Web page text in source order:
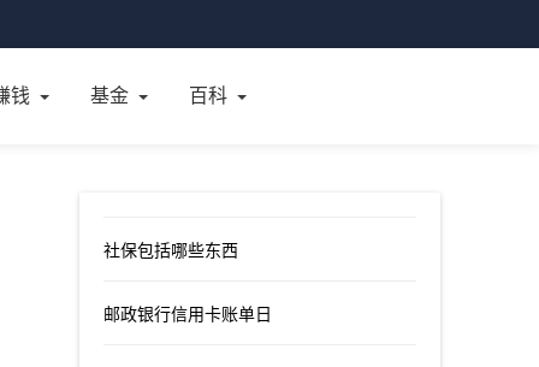
钱 基金 百科
社保包括哪些东西
邮政银行信用卡账单日